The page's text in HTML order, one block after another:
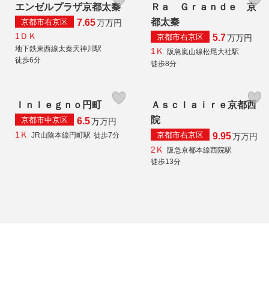
エンゼルプラザ京都太秦
京都市右京区 7.65万万円
1ＤＫ
地下鉄東西線太秦天神川駅
徒歩6分
Ｒａ Ｇｒａｎｄｅ 京
都太秦
京都市右京区 5.7万万円
1Ｋ 阪急嵐山線松尾大社駅
徒歩8分
Ｉｎｌｅｇｎｏ円町
京都市中京区 6.5万万円
1Ｋ
JR山陰本線円町駅 徒歩7分
Ａｓｃｌａｉｒｅ京都西
院
京都市右京区 9.95万万円
2Ｋ
阪急京都本線西院駅
徒歩13分